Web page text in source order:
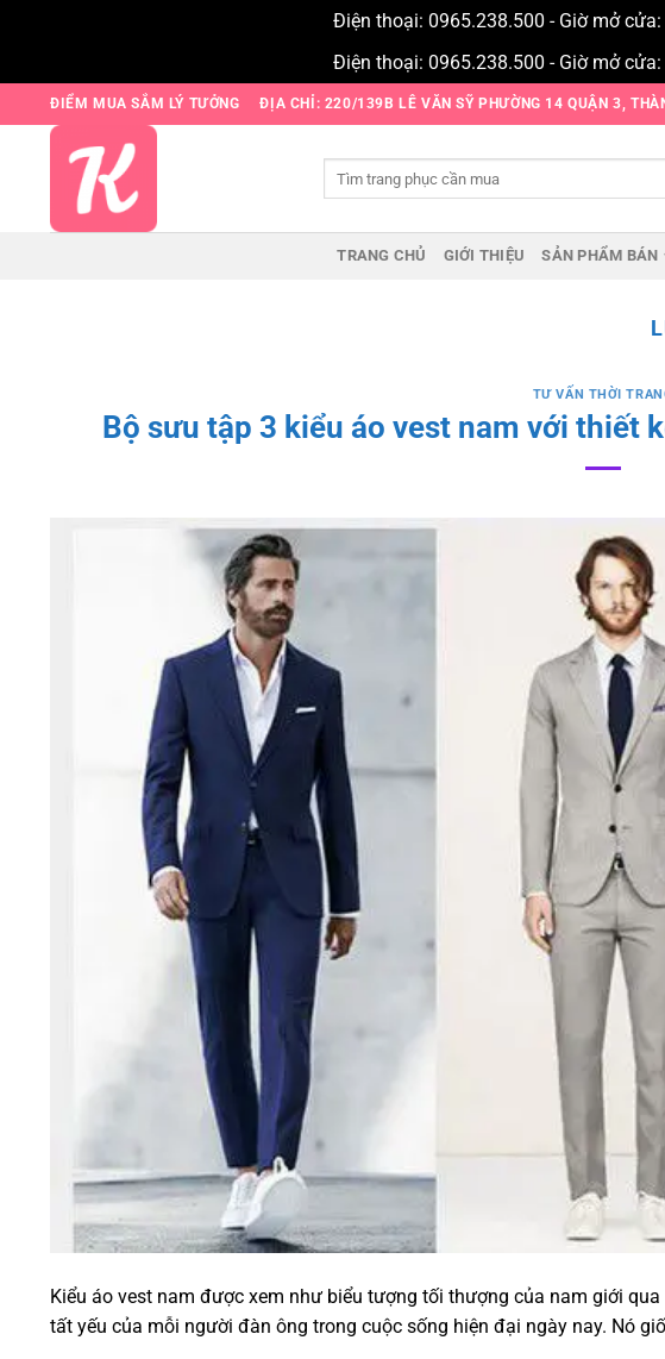
Điện thoại: 0965.238.500 - Giờ mở
Điện thoại: 0965.238.500 - Giờ mở
qua
ĐIỂM MUA SẮM LÝ TƯỞNG ĐỊA CHỈ: 220/139B LÊ VĂN SỸ PHƯỜNG 14 QUẬN 3,
TRANG CHỦ GIỚI THIỆU SẢN PHẨM BÁN
TƯ VẤN THỜI
Bộ sưu tập 3 kiểu áo vest nam với thiết
Kiểu áo vest nam được xem như biểu tượng tối thượng của nam giới
tất yếu của mỗi người đàn ông trong cuộc sống hiện đại ngày nay. Nó